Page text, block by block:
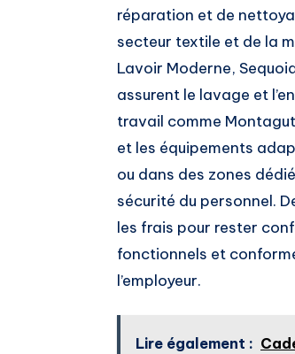
réparation et de
secteur textile et de la
Lavoir Moderne,
assurent le lavage et
travail comme
et les équipements
ou dans des zones
sécurité du personnel.
les frais pour rester
fonctionnels et
l’employeur.
Lire également :